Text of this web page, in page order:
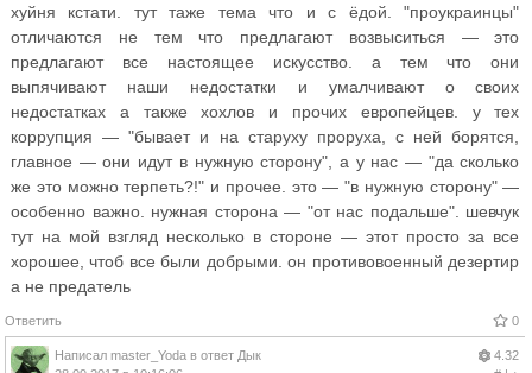
хуйня кстати. тут таже тема что и с ёдой. "проукраинцы"
отличаются не тем что предлагают возвыситься — это
предлагают все настоящее искусство. а тем что они
выпячивают наши недостатки и умалчивают о своих
недостатках а также хохлов и прочих европейцев. у тех
коррупция — "бывает и на старуху проруха, с ней борятся,
главное — они идут в нужную сторону", а у нас — "да сколько
же это можно терпеть?!" и прочее. это — "в нужную сторону" —
особенно важно. нужная сторона — "от нас подальше". шевчук
тут на мой взгляд несколько в стороне — этот просто за все
хорошее, чтоб все были добрыми. он противовоенный дезертир
а не предатель
Ответить 0
Написал master_Yoda в ответ Дык
4.32